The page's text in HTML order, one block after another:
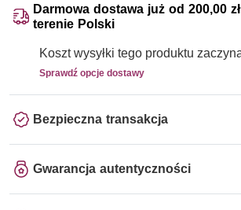
Darmowa dostawa już od 200,00
terenie Polski
Koszt wysyłki tego produktu
Sprawdź opcje dostawy
Bezpieczna transakcja
Gwarancja autentyczności